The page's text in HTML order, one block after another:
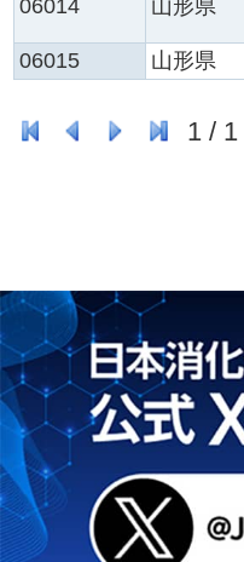
06014 山形県
06015
山形県
1 / 1